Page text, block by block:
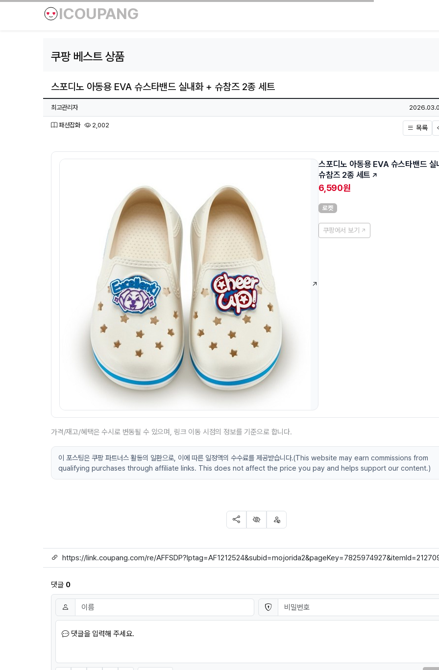
ICOUPANG
쿠팡 베스트 상품
스포디노 아동용 EVA 슈스타밴드 실내화 + 슈참즈 2종 세트
페이지 정보
작성자
최고관리자 작성일
분류
패션잡화 2,002 목록
본문
스포디노 아동용 EVA 슈스타밴드 실
슈참즈 2종 세트
6,590원
로켓
쿠팡에서 보기
가격/재고/혜택은 수시로 변동될 수 있으며, 링크 이동 시점의 정보를 기준으로 합니다.
이 포스팅은 쿠팡 파트너스 활동의 일환으로, 이에 따른 일정액의 수수료를 제공받습니다.(This website may earn commissions from
qualifying purchases through affiliate links. This does not affect the price you pay and helps support our content.)
SNS 공유
신고 차단
링크
댓글 0
댓글쓰기
이름 필수 비밀번호 필수
댓글을 입력해 주세요.